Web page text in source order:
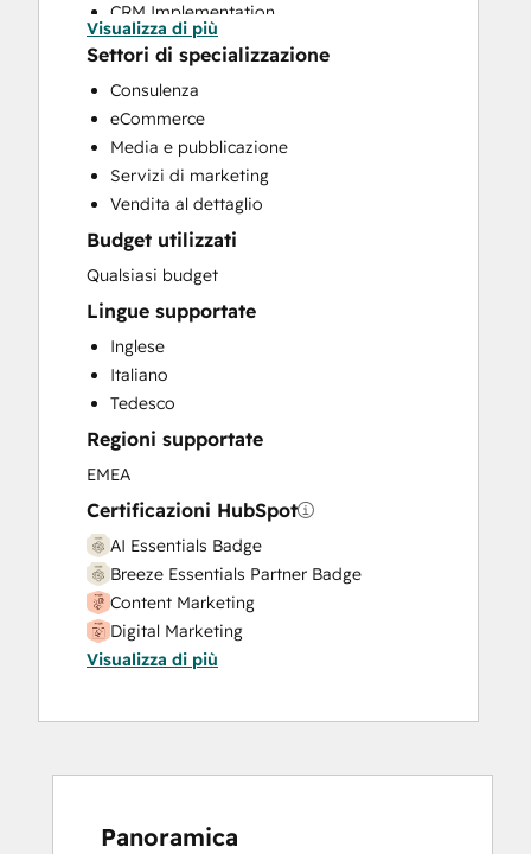
CRM Implementation
Email Marketing
Full Inbound Marketing Services
Paid Advertising
Public Relations
Sales and Marketing Alignment
Social Media
Visualizza di più
Settori di specializzazione
Consulenza
eCommerce
Media e pubblicazione
Servizi di marketing
Vendita al dettaglio
Budget utilizzati
Qualsiasi budget
Lingue supportate
Inglese
Italiano
Tedesco
Regioni supportate
EMEA
Certificazioni HubSpot
AI Essentials Badge
Breeze Essentials Partner Badge
Content Marketing
Digital Marketing
Email Marketing Certification
HubSpot Email Marketing Software
HubSpot Solutions Partner
Inbound Marketing
Visualizza di più
Panoramica